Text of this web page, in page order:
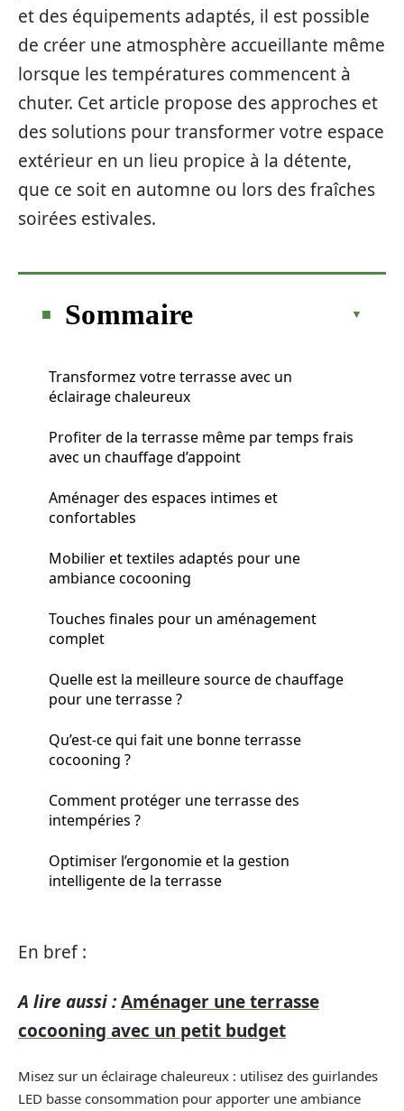
et des équipements adaptés, il est possible
de créer une atmosphère accueillante même
lorsque les températures commencent à
chuter. Cet article propose des approches et
des solutions pour transformer votre espace
extérieur en un lieu propice à la détente,
que ce soit en automne ou lors des fraîches
soirées estivales.
Sommaire
Transformez votre terrasse avec un
éclairage chaleureux
Profiter de la terrasse même par temps frais
avec un chauffage d’appoint
Aménager des espaces intimes et
confortables
Mobilier et textiles adaptés pour une
ambiance cocooning
Touches finales pour un aménagement
complet
Quelle est la meilleure source de chauffage
pour une terrasse ?
Qu’est-ce qui fait une bonne terrasse
cocooning ?
Comment protéger une terrasse des
intempéries ?
Optimiser l’ergonomie et la gestion
intelligente de la terrasse
En bref :
A lire aussi :Aménager une terrasse
cocooning avec un petit budget
Misez sur un éclairage chaleureux : utilisez des guirlandes
LED basse consommation pour apporter une ambiance